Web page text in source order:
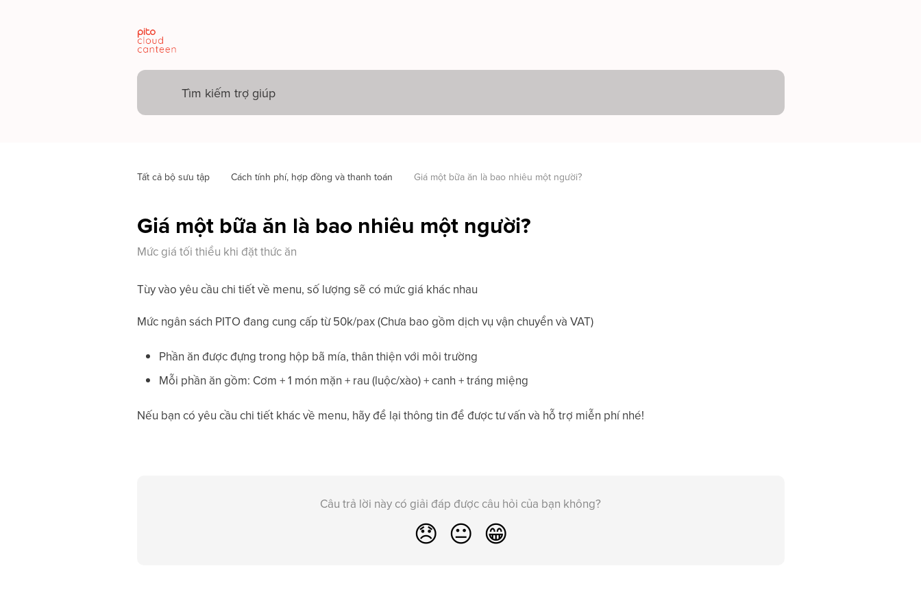
Tất cả bộ sưu tập Cách tính phí, hợp đồng và thanh toán Giá một bữa ăn là bao nhiêu một người?
Giá một bữa ăn là bao nhiêu một người?
Mức giá tối thiểu khi đặt thức ăn
Tùy vào yêu cầu chi tiết về menu, số lượng sẽ có mức giá khác nhau
Mức ngân sách PITO đang cung cấp từ 50k/pax (Chưa bao gồm dịch vụ vận chuyển và VAT)
Phần ăn được đựng trong hộp bã mía, thân thiện với môi trường
Mỗi phần ăn gồm: Cơm + 1 món mặn + rau (luộc/xào) + canh + tráng miệng
Nếu bạn có yêu cầu chi tiết khác về menu, hãy để lại thông tin để được tư vấn và hỗ trợ miễn phí nhé!
Câu trả lời này có giải đáp được câu hỏi của bạn không?
😞 😐 😁